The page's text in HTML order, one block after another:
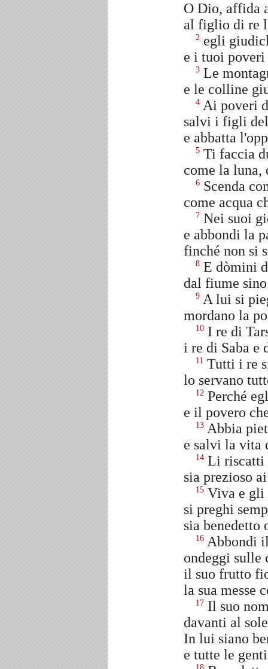
O Dio, affida
al figlio di re
2 egli
e i tuoi
3 Le
e le colline
4 Ai poveri
salvi i figli
e abbatta
5 Ti faccia
come la luna,
6 Scenda
come acqua
7 Nei suoi
e abbondi la
finché non si
8 E dòmini
dal fiume
9 A lui si
mordano la
10 I re di
i re di Saba e
11 Tutti i re
lo servano
12 Perché
e il povero
13 Abbia
e salvi la vita
14 Li riscatti
sia prezioso
15 Viva e gli
si preghi
sia benedetto
16 Abbondi
ondeggi sulle
il suo frutto
la sua messe
17 Il suo
davanti al
In lui siano
e tutte le